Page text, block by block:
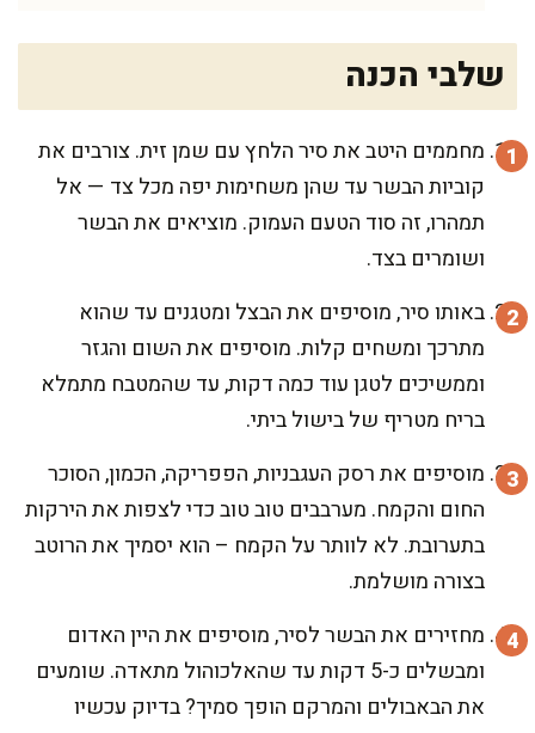
שלבי הכנה
מחממים היטב את סיר הלחץ עם שמן זית. צורבים את
קוביות הבשר עד שהן משחימות יפה מכל צד — אל
תמהרו, זה סוד הטעם העמוק. מוציאים את הבשר
ושומרים בצד.
באותו סיר, מוסיפים את הבצל ומטגנים עד שהוא
מתרכך ומשחים קלות. מוסיפים את השום והגזר
וממשיכים לטגן עוד כמה דקות, עד שהמטבח מתמלא
בריח מטריף של בישול ביתי.
מוסיפים את רסק העגבניות, הפפריקה, הכמון, הסוכר
החום והקמח. מערבבים טוב טוב כדי לצפות את הירקות
בתערובת. לא לוותר על הקמח – הוא יסמיך את הרוטב
בצורה מושלמת.
מחזירים את הבשר לסיר, מוסיפים את היין האדום
ומבשלים כ-5 דקות עד שהאלכוהול מתאדה. שומעים
את הבאבולים והמרקם הופך סמיך? בדיוק עכשיו